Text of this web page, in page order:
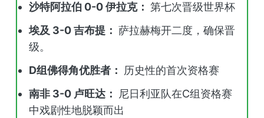
沙特阿拉伯 0-0 伊拉克： 第七次晋级世界杯
埃及 3-0 吉布提： 萨拉赫梅开二度，确保晋
级。
D组佛得角优胜者： 历史性的首次资格赛
南非 3-0 卢旺达：
尼日利亚队在C组资格赛
中戏剧性地脱颖而出